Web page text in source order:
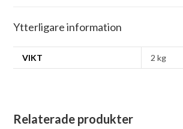
Ytterligare information
VIKT 2 kg
Relaterade produkter